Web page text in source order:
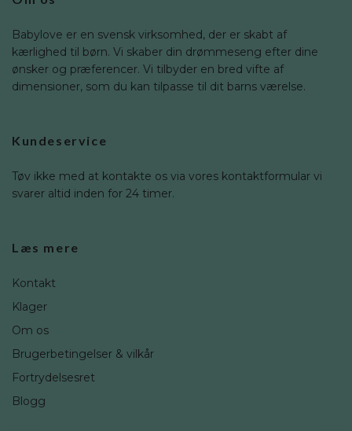
Babylove er en svensk virksomhed, der er skabt af
kærlighed til børn. Vi skaber din drømmeseng efter dine
ønsker og præferencer. Vi tilbyder en bred vifte af
dimensioner, som du kan tilpasse til dit barns værelse.
Kundeservice
Tøv ikke med at kontakte os via vores kontaktformular vi
svarer altid inden for 24 timer.
Læs mere
Kontakt
Klager
Om os
Brugerbetingelser & vilkår
Fortrydelsesret
Blogg